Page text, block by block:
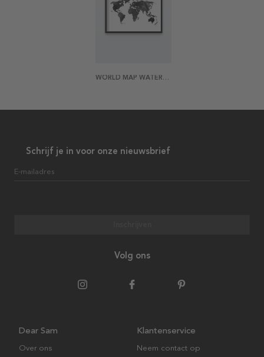
WORLD MAP WATERCOLOR POSTER
Schrijf je in voor onze nieuwsbrief
E-mailadres
Volg ons
Dear Sam
Over ons
Klantenservice
Neem contact op